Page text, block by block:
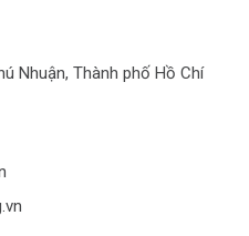
Nhuận, Thành phố Hồ Chí